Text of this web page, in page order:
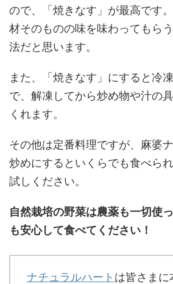
ので、「焼きなす」が最高です
材そのものの味を味わってもら
法だと思います。
また、「焼きなす」にすると冷
で、解凍してから炒め物や汁の
くれます。
その他は定番料理ですが、麻婆
炒めにするといくらでも食べら
試しください。
自然栽培の野菜は農薬も一切使
も安心して食べてください！
ナチュラルハート は皆さまに